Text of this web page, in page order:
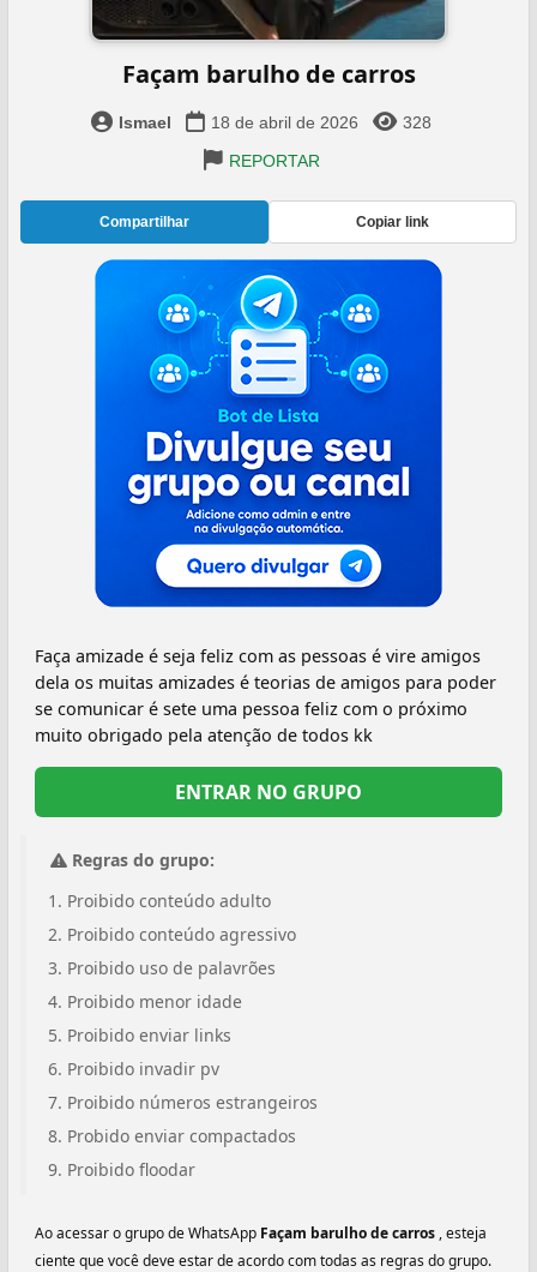
Façam barulho de carros
Ismael 18 de abril de 2026
328
REPORTAR
Compartilhar Copiar link
Faça amizade é seja feliz com as pessoas é vire amigos
dela os muitas amizades é teorias de amigos para poder
se comunicar é sete uma pessoa feliz com o próximo
muito obrigado pela atenção de todos kk
ENTRAR NO GRUPO
Regras do grupo:
Proibido conteúdo adulto
Proibido conteúdo agressivo
Proibido uso de palavrões
Proibido menor idade
Proibido enviar links
Proibido invadir pv
Proibido números estrangeiros
Probido enviar compactados
Proibido floodar
Ao acessar o grupo de WhatsApp Façam barulho de carros , esteja
ciente que você deve estar de acordo com todas as regras do grupo.